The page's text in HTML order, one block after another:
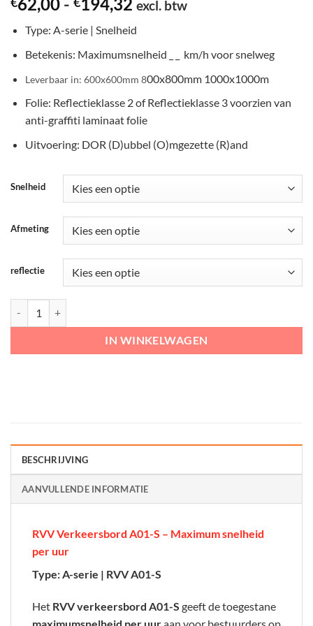
62,00 - 194,32
tot
€194,32
excl. btw
Type: A-serie | Snelheid
Betekenis: Maximumsnelheid _ _ km/h voor snelweg
Leverbaar in: 600x600mm 800x800mm 1000x1000m
Folie: Reflectieklasse 2 of Reflectieklasse 3 voorzien van
anti-graffiti laminaat folie
Uitvoering: DOR (D)ubbel (O)mgezette (R)and
Snelheid
Afmeting
reflectie
IN WINKELWAGEN
BESCHRIJVING
AANVULLENDE INFORMATIE
RVV Verkeersbord A01-S – Maximum snelheid
per uur
Type: A-serie | RVV A01-S
Het RVV verkeersbord A01-S geeft de toegestane